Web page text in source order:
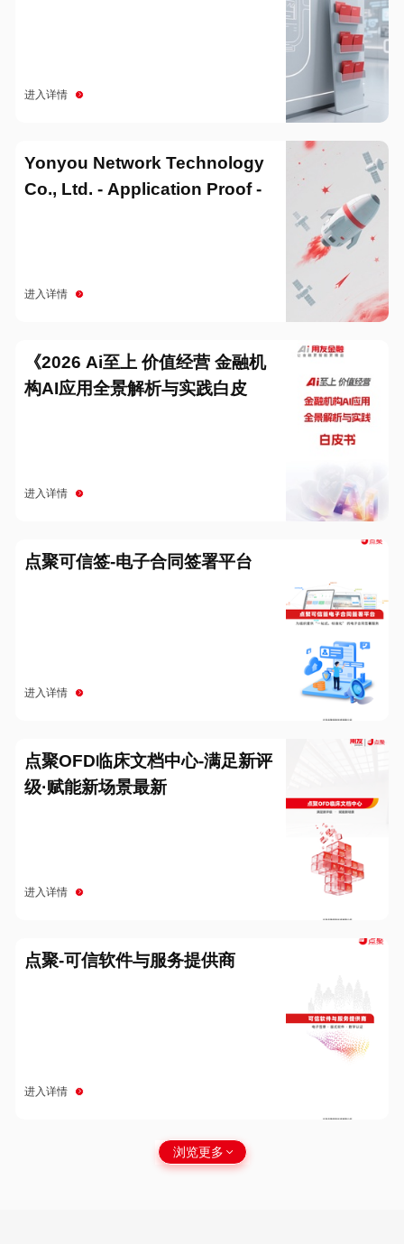
进入详情
Yonyou Network Technology
Co., Ltd. - Application Proof -
进入详情
《2026 Ai至上 价值经营 金融机
构AI应用全景解析与实践白皮
进入详情
点聚可信签-电子合同签署平台
进入详情
点聚OFD临床文档中心-满足新评
级·赋能新场景最新
进入详情
点聚-可信软件与服务提供商
进入详情
浏览更多